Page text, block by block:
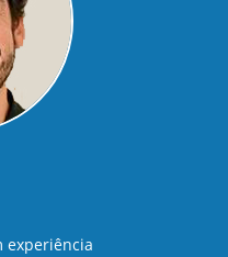
experiência